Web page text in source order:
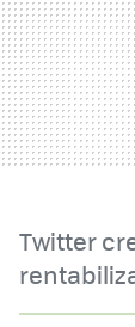
Twitter